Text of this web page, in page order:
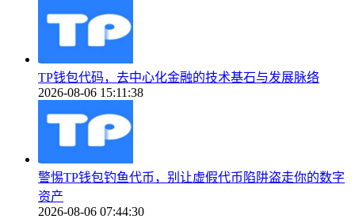
TP钱包代码，去中心化金融的技术基石与发展脉络
2026-08-06 15:11:38
警惕TP钱包钓鱼代币，别让虚假代币陷阱盗走你的数字
资产
2026-08-06 07:44:30